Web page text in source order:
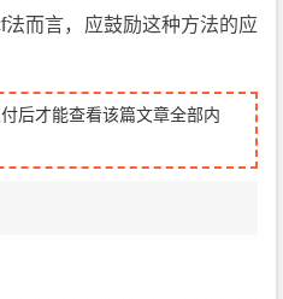
而言，应鼓励这种方法的应
后才能查看该篇文章全部内